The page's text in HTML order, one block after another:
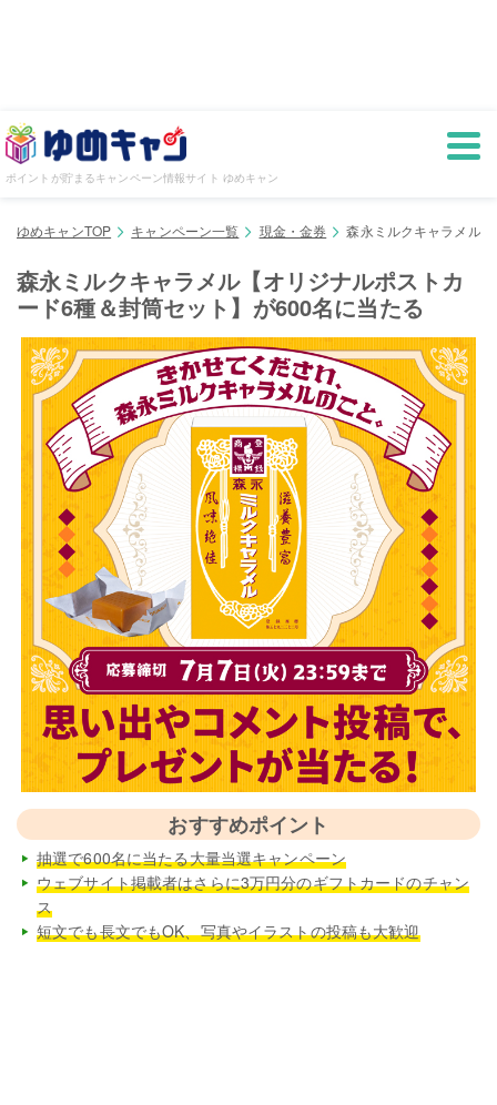
ポイントが貯まるキャンペーン情報サイト ゆめキャン
ゆめキャンTOP キャンペーン一覧 現金・金券 森永ミルクキャラメル
森永ミルクキャラメル【オリジナルポストカ
ード6種＆封筒セット】が600名に当たる
おすすめポイント
抽選で600名に当たる大量当選キャンペーン
ウェブサイト掲載者はさらに3万円分のギフトカードのチャン
ス
短文でも長文でもOK、写真やイラストの投稿も大歓迎